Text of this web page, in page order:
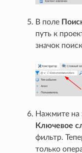
В поле
путь к
значок
Нажмите на
Ключевое
фильтр.
только